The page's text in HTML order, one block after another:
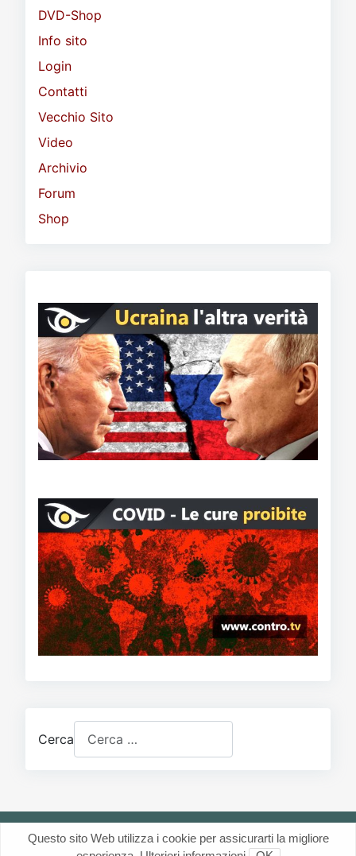
DVD-Shop
Info sito
Login
Contatti
Vecchio Sito
Video
Archivio
Forum
Shop
Cerca
Questo sito Web utilizza i cookie per assicurarti la migliore